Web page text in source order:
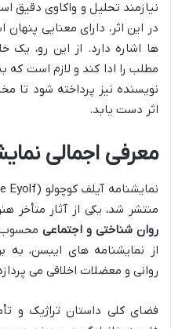
نیازمند تحلیل و واکاوی
در این اثر، دارای معنایی
ها اشاره دارد. از این رو، یک
مطلب را ادا کند و لازم است
نویسنده نیز پرداخته شود تا
اثر دست یابد.
معرفی اجمالی
منتشر شد، یکی از آثار متأخر
روان شناختی و اجتماعی محسوب
از نمایشنامه های ایبسن، به
روانی و معضلات اخلاقی می
فضای کلی داستان تراژیک و